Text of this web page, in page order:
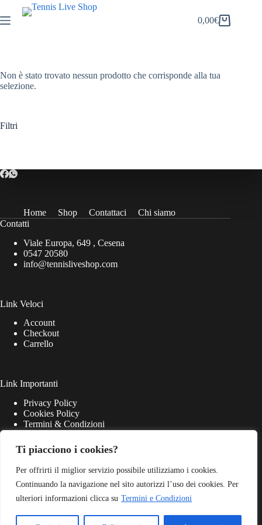
Ti piacciono i cookies?
Per offrirti il miglior servizio possibile utilizziamo i cookies.
Continuando la navigazione nel sito autorizzi l’uso dei cookies. Per
ulteriori informazioni clicca su Termini e Condizioni
al
contenuto
Carrello
0,00€
Non è stato trovato nessun prodotto che corrisponde alla tua
selezione.
Filtri
Home Shop Contattaci
Chi siamo
Contatti
Viale Europa, 649 , Cesena
0547 20580
info@tennisliveshop.com
Link Veloci
Account
Checkout
Carrello
Link Importanti
Privacy Policy
Cookies Policy
Termini & Condizioni